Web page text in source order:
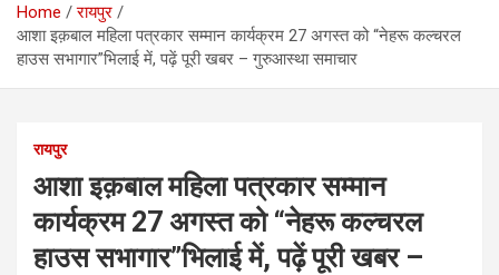
Home
रायपुर
आशा इक़बाल महिला पत्रकार सम्मान कार्यक्रम 27 अगस्त को “नेहरू कल्चरल
हाउस सभागार”भिलाई में, पढ़ें पूरी खबर – गुरुआस्था समाचार
रायपुर
आशा इक़बाल महिला पत्रकार सम्मान
कार्यक्रम 27 अगस्त को “नेहरू कल्चरल
हाउस सभागार”भिलाई में, पढ़ें पूरी खबर –